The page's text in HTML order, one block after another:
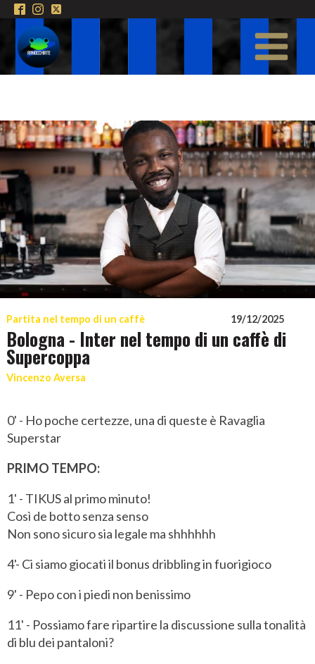
Partita nel tempo di un caffè 19/12/2025
Bologna - Inter nel tempo di un caffè di
Supercoppa
Vincenzo Aversa
0' - Ho poche certezze, una di queste è Ravaglia
Superstar
PRIMO TEMPO:
1' - TIKUS al primo minuto!
Così de botto senza senso
Non sono sicuro sia legale ma shhhhhh
4'- Ci siamo giocati il bonus dribbling in fuorigioco
9' - Pepo con i piedi non benissimo
11' - Possiamo fare ripartire la discussione sulla tonalità
di blu dei pantaloni?